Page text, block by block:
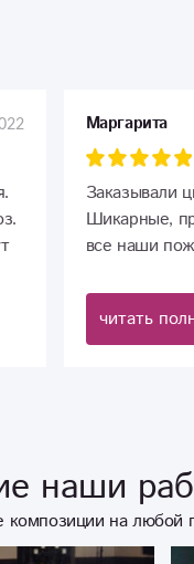
Маргарита
Заказывали
Шикарные,
все наши
в нынешнее
будем
читать
наши
на любой